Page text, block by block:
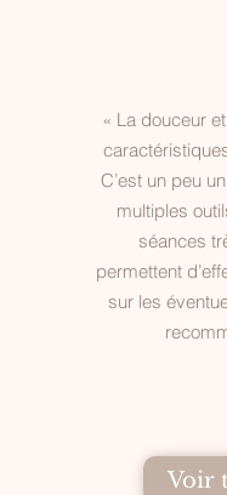
« La douceur
C’est un peu
multiples
séances
permettent
sur les
Voir